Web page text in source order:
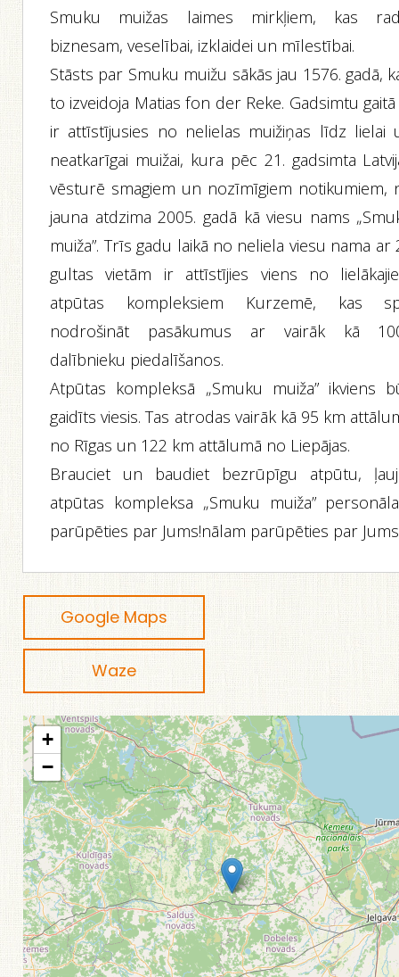
Smuku muižas laimes mirkļiem, kas
biznesam, veselībai, izklaidei un mīlestībai.
Stāsts par Smuku muižu sākās jau 1576. gadā,
to izveidoja Matias fon der Reke. Gadsimtu
ir attīstījusies no nelielas muižiņas līdz lielai
neatkarīgai muižai, kura pēc 21. gadsimta
vēsturē smagiem un nozīmīgiem notikumiem,
jauna atdzima 2005. gadā kā viesu nams
muiža”. Trīs gadu laikā no neliela viesu nama ar
gultas vietām ir attīstījies viens no
atpūtas kompleksiem Kurzemē, kas
nodrošināt pasākumus ar vairāk kā
dalībnieku piedalīšanos.
Atpūtas kompleksā „Smuku muiža” ikviens
gaidīts viesis. Tas atrodas vairāk kā 95 km
no Rīgas un 122 km attālumā no Liepājas.
Brauciet un baudiet bezrūpīgu atpūtu,
atpūtas kompleksa „Smuku muiža”
parūpēties par Jums!nālam parūpēties par
Google Maps
Waze
+
−